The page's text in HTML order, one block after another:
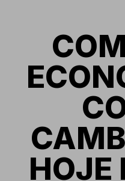
HOJE